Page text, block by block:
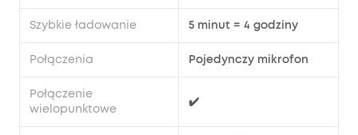
Szybkie ładowanie 5 minut = 4 godziny
Połączenia Pojedynczy mikrofon
Połączenie
wielopunktowe
✔️